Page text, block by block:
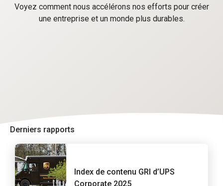
Voyez comment nous accélérons nos efforts pour créer
une entreprise et un monde plus durables.
Derniers rapports
Index de contenu GRI d’UPS
Corporate 2025